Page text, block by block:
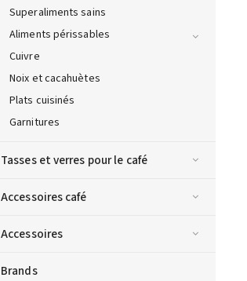
Superaliments sains
Aliments périssables
Cuivre
Noix et cacahuètes
Plats cuisinés
Garnitures
Tasses et verres pour le café
Accessoires café
Accessoires
Brands